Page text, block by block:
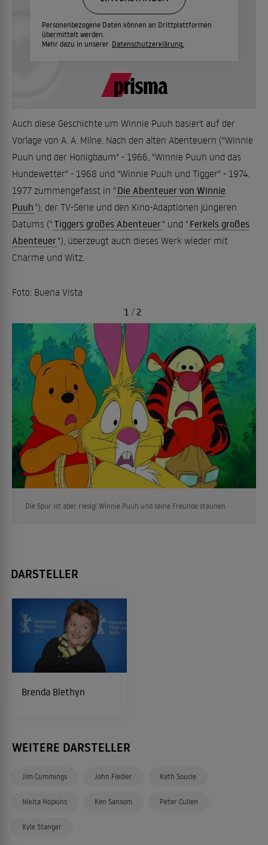
Personenbezogene Daten können an Drittplattformen
übermittelt werden.
Mehr dazu in unserer Datenschutzerklärung.
Auch diese Geschichte um Winnie Puuh basiert auf der
Vorlage von A. A. Milne. Nach den alten Abenteuern ("Winnie
Puuh und der Honigbaum" - 1966, "Winnie Puuh und das
Hundewetter" - 1968 und "Winnie Puuh und Tigger" - 1974,
1977 zummengefasst in " Die Abenteuer von Winnie
Puuh "), der TV-Serie und den Kino-Adaptionen jüngeren
Datums ("Tiggers großes Abenteuer" und " Ferkels großes
Abenteuer"), überzeugt auch dieses Werk wieder mit
Charme und Witz.
Foto: Buena Vista
Die Spur ist aber riesig! Winnie Puuh und seine Freunde staunen
1 / 2
DARSTELLER
Brenda Blethyn
WEITERE DARSTELLER
Jim Cummings John Fiedler Kath Soucie
Nikita Hopkins Ken Sansom Peter Cullen
Kyle Stanger